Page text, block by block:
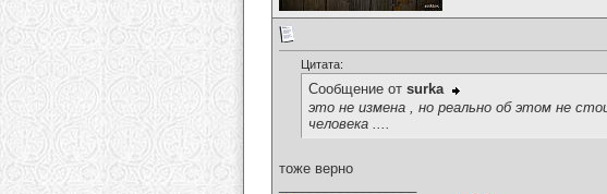
Цитата:
Сообщение от surka
это не измена , но реально об этом не
человека ....
тоже верно